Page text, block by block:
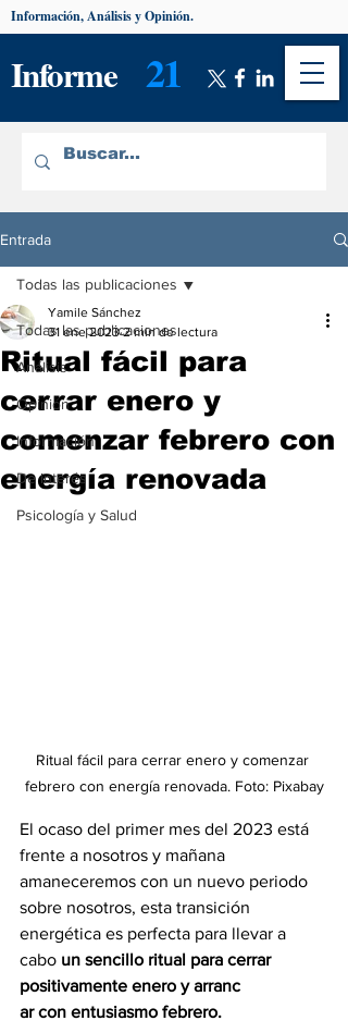
Informe 21
Información, Análisis y Opinión.
Entrada
Todas las publicaciones
Análisis
Opinión
Información
De interés
Psicología y Salud
Todas las publicaciones
Ritual fácil para
cerrar enero y
comenzar febrero con
energía renovada
Yamile Sánchez
31 ene 2023 2 min de lectura
Ritual fácil para cerrar enero y comenzar
febrero con energía renovada. Foto: Pixabay
El ocaso del primer mes del 2023 está
frente a nosotros y mañana
amaneceremos con un nuevo periodo
sobre nosotros, esta transición
energética es perfecta para llevar a
cabo un sencillo ritual para cerrar
positivamente enero y arranc
ar con entusiasmo febrero.